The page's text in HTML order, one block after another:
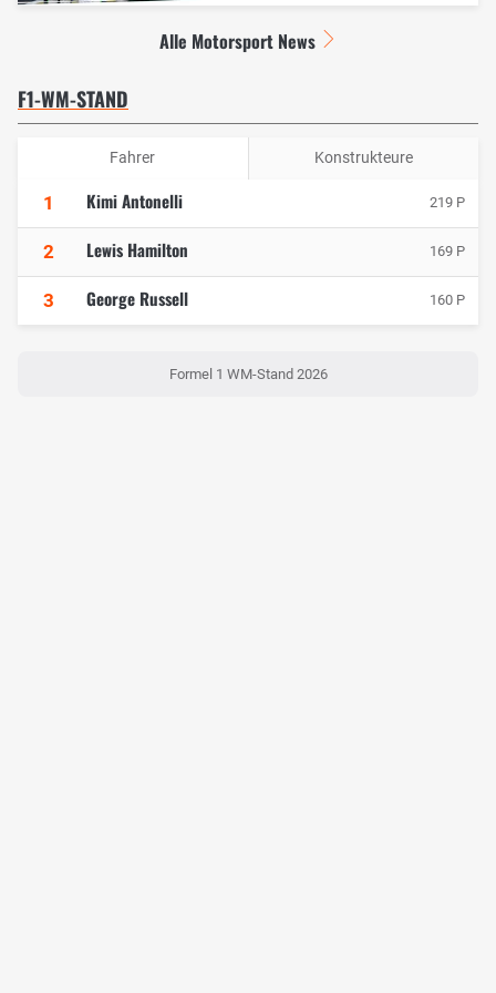
Alle Motorsport News
F1-WM-STAND
Fahrer Konstrukteure
1 Kimi Antonelli 219 P
2 Lewis Hamilton 169 P
3 George Russell 160 P
Formel 1 WM-Stand 2026